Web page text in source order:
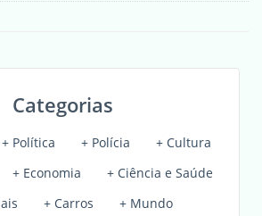
Categorias
+ Política + Polícia
+ Cultura
+ Economia
+ Ciência e Saúde
+ Carros
+ Mundo